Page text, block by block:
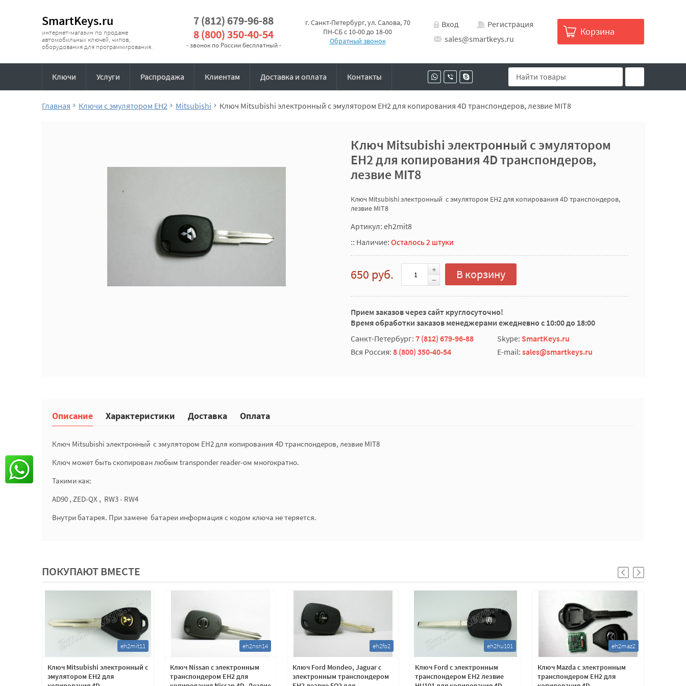
SmartKeys.ru
интернет-магазин по продаже
автомобильных ключей, чипов,
оборудования для программирования.
7 (812) 679-96-88
8 (800) 350-40-54
- звонок по России бесплатный -
г. Санкт-Петербург, ул. Салова, 70
ПН-СБ с 10-00 до 18-00
Обратный звонок
Вход
Регистрация
sales@smartkeys.ru
Корзина
Ключи Услуги Распродажа Клиентам Доставка и оплата Контакты
Главная Ключи с эмулятором EH2 Mitsubishi Ключ Mitsubishi электронный с эмулятором EH2 для копирования 4D транспондеров, лезвие MIT8
Ключ Mitsubishi электронный с эмулятором
EH2 для копирования 4D транспондеров,
лезвие MIT8
Ключ Mitsubishi электронный с эмулятором EH2 для копирования 4D транспондеров,
лезвие MIT8
Артикул: eh2mit8
:: Наличие: Осталось 2 штуки
650 руб. В корзину
Прием заказов через сайт круглосуточно!
Время обработки заказов менеджерами ежедневно с 10:00 до 18:00
Санкт-Петербург: 7 (812) 679-96-88 Skype: SmartKeys.ru
Вся Россия: 8 (800) 350-40-54 E-mail: sales@smartkeys.ru
Описание Характеристики Доставка Оплата
Ключ Mitsubishi электронный с эмулятором EH2 для копирования 4D транспондеров, лезвие MIT8
Ключ может быть скопирован любым transponder reader-ом многократно.
Такими как:
AD90 , ZED-QX , RW3 - RW4
Внутри батарея. При замене батареи информация с кодом ключа не теряется.
ПОКУПАЮТ ВМЕСТЕ
eh2mit11
Ключ Mitsubishi электронный с
эмулятором EH2 для
eh2nsn14
Ключ Nissan с электронным
транспондером EH2 для
eh2fo2
Ключ Ford Mondeo, Jaguar с
электронным транспондером
eh2hu101
Ключ Ford с электронным
транспондером EH2 лезвие
eh2maz2
Ключ Mazda с электронным
транспондером EH2 для